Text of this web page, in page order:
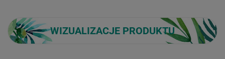
WIZUALIZACJE PRODUKTU